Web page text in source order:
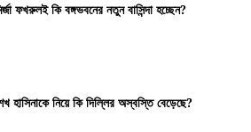
ফখরুলই কি বঙ্গভবনের নতুন বাসিন্দা হচ্ছেন?
হাসিনাকে নিয়ে কি দিল্লির অস্বস্তি বেড়েছে?